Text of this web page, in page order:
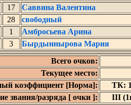
17
Саввина Валентина
28
свободный
1
Амбросьева Арина
3
Бырдыннырова Мария
Всего очков:
Текущее место:
коэффициент [Норма]:
ТК:
звания/разряда [ очки ]:
III